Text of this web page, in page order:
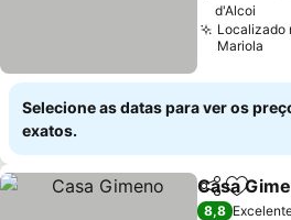
d'Alcoi
Localizado
Mariola
Selecione as datas para ver os
exatos.
Partilhar
Casa
8,8